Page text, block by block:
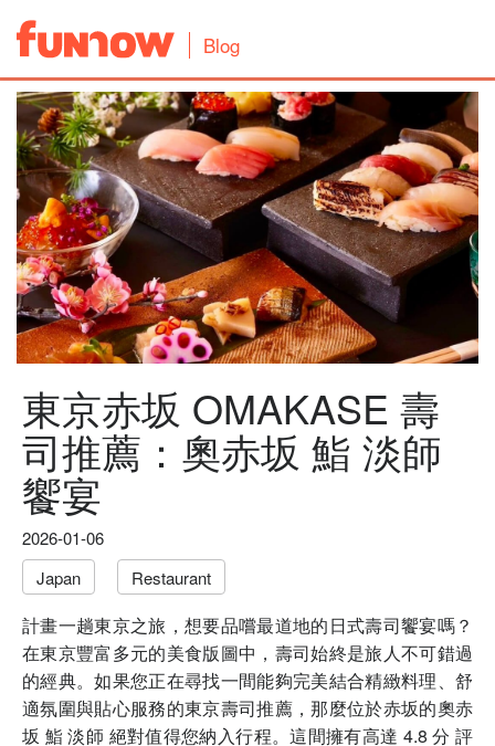
Blog
東京赤坂 OMAKASE 壽
司推薦：奧赤坂 鮨 淡師
饗宴
2026-01-06
Japan
Restaurant
計畫一趟東京之旅，想要品嚐最道地的日式壽司饗宴嗎？
在東京豐富多元的美食版圖中，壽司始終是旅人不可錯過
的經典。如果您正在尋找一間能夠完美結合精緻料理、舒
適氛圍與貼心服務的東京壽司推薦，那麼位於赤坂的奧赤
坂 鮨 淡師 絕對值得您納入行程。這間擁有高達 4.8 分 評